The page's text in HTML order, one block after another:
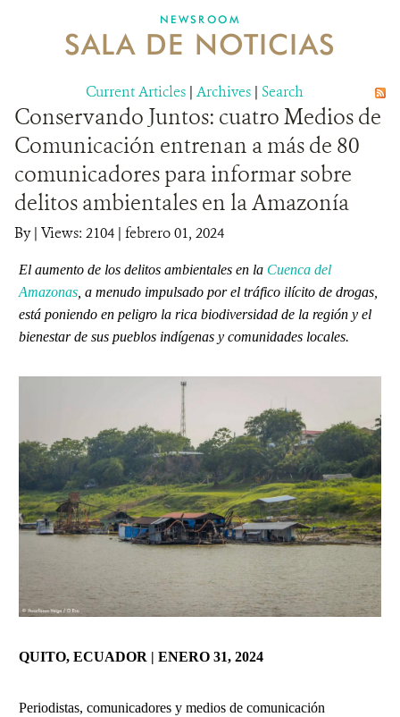
MECANISMO DE ATENCIÓN DE QUEJAS Y RECLAMOS
DONA
NEWSROOM
SALA DE NOTICIAS
Current Articles | Archives | Search
Conservando Juntos: cuatro Medios de
Comunicación entrenan a más de 80
comunicadores para informar sobre
delitos ambientales en la Amazonía
By| Views: 2104 | febrero 01, 2024
El aumento de los delitos ambientales en la Cuenca del
Amazonas , a menudo impulsado por el tráfico ilícito de drogas,
está poniendo en peligro la rica biodiversidad de la región y el
bienestar de sus pueblos indígenas y comunidades locales.
QUITO, ECUADOR | ENERO 31, 2024
Periodistas, comunicadores y medios de comunicación